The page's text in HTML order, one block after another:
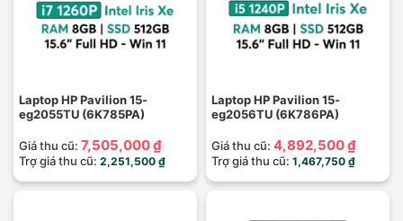
Laptop HP Pavilion 15-
eg2055TU (6K785PA)
Giá thu cũ: 7,505,000 ₫
Trợ giá thu cũ: 2,251,500 ₫
Laptop HP Pavilion 15-
eg2056TU (6K786PA)
Giá thu cũ: 4,892,500 ₫
Trợ giá thu cũ: 1,467,750 ₫